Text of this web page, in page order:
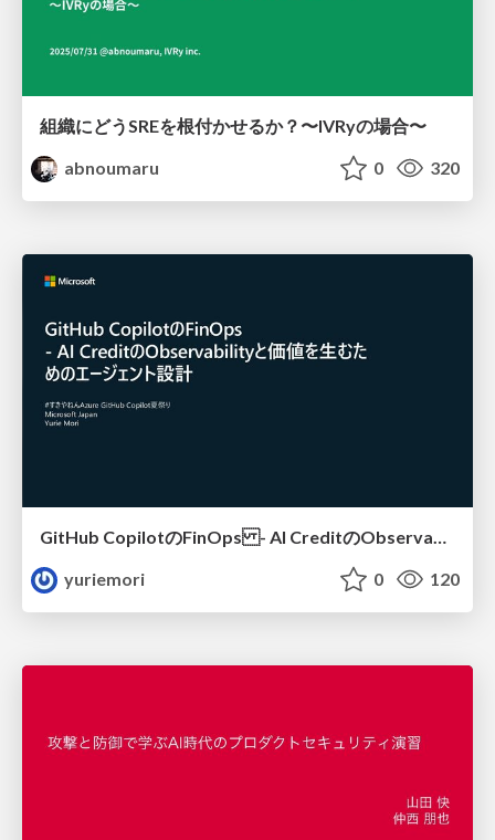
組織にどうSREを根付かせるか？〜IVRyの場合〜
abnoumaru
0 320
GitHub CopilotのFinOps - AI CreditのObservabilityと価値を生むためのエージェント設計
yuriemori
0 120